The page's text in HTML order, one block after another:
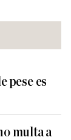
pese es
multa a